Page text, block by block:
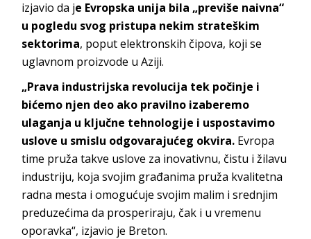
izjavio da je Evropska unija bila „previše naivna“
u pogledu svog pristupa nekim strateškim
sektorima, poput elektronskih čipova, koji se
uglavnom proizvode u Aziji.
„Prava industrijska revolucija tek počinje i
bićemo njen deo ako pravilno izaberemo
ulaganja u ključne tehnologije i uspostavimo
uslove u smislu odgovarajućeg okvira. Evropa
time pruža takve uslove za inovativnu, čistu i žilavu
industriju, koja svojim građanima pruža kvalitetna
radna mesta i omogućuje svojim malim i srednjim
preduzećima da prosperiraju, čak i u vremenu
oporavka“, izjavio je Breton.